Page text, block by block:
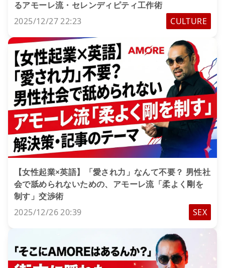
るアモーレ流・セレンディピティ工作術
2025/12/27 22:23
CULTURE
【女性起業×英語】「愛され力」なんて不要？ 男性社
会で舐められないための、アモーレ流「柔よく剛を
制す」交渉術
2025/12/26 20:39
SEX